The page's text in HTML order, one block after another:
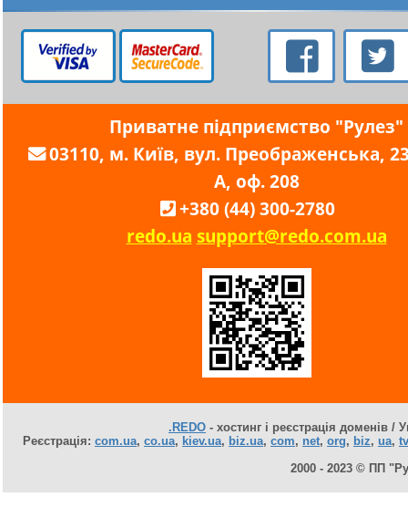
Приватне підприємство "Рулез"
03110, м. Київ, вул. Преображенська,
А, оф. 208
+380 (44) 300-2780
redo.ua support@redo.com.ua
.REDO - хостинг і реєстрація доменів /
Реєстрація: com.ua, co.ua, kiev.ua, biz.ua, com, net, org, biz, ua, tv
2000 - 2023 © ПП